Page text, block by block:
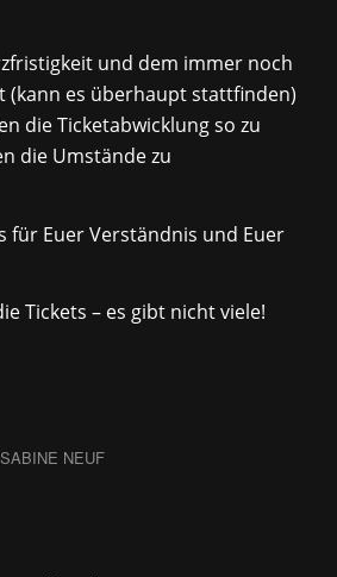
und dem immer noch
(kann es überhaupt stattfinden)
die Ticketabwicklung so zu
die Umstände zu
für Euer Verständnis und Euer
Tickets – es gibt nicht viele!
SABINE NEUF